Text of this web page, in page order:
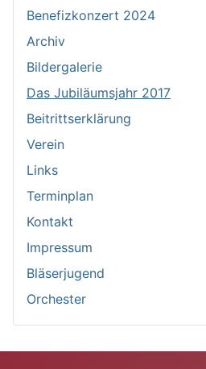
Benefizkonzert 2024
Archiv
Bildergalerie
Das Jubiläumsjahr 2017
Beitrittserklärung
Verein
Links
Terminplan
Kontakt
Impressum
Bläserjugend
Orchester